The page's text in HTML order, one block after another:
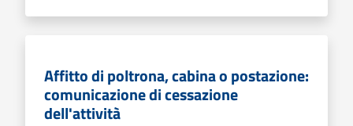
Affitto di poltrona, cabina o postazione:
comunicazione di cessazione
dell'attività